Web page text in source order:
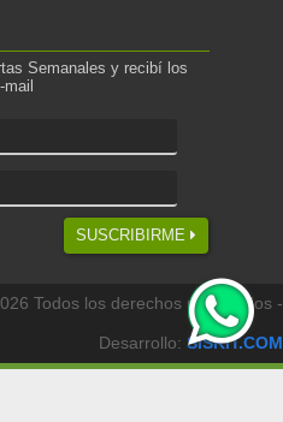
Semanales y recibí los
SUSCRIBIRME
Todos los derechos reservados -
Desarrollo: SISKIT.COM